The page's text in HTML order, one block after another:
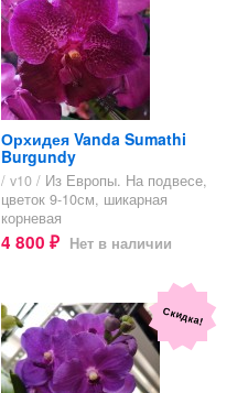
Орхидея Vanda Sumathi
Burgundy
/ v10 / Из Европы. На подвесе,
цветок 9-10см, шикарная
корневая
4 800 ₽ Нет в наличии
Скидка!